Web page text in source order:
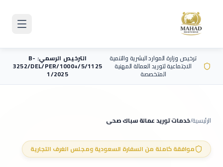
ترخيص وزارة الموارد البشرية والتنمية
الاجتماعية لتوريد العمالة المهنية
المتخصصة
الترخيص الرسمي: B-
3252/DEL/PER/1000+/5/1125
1/2025
الرئيسية/خدمات توريد عمالةسباك صحي
موافقة كاملة من السفارة السعودية ومجلس الغرف التجارية